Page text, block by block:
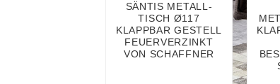
SÄNTIS METALL-
TISCH Ø117
KLAPPBAR GESTELL
FEUERVERZINKT
VON SCHAFFNER